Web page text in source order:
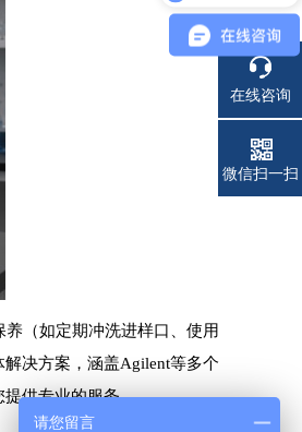
（如定期冲洗进样口、使用
决方案，涵盖Agilent等多个
供专业的服务。
在线咨询
电话
微信扫一扫
请您留言